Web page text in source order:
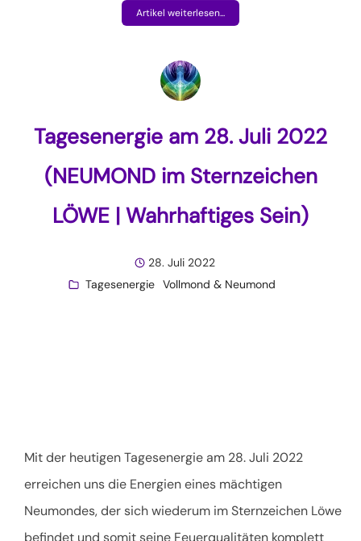
Artikel weiterlesen...
Tagesenergie am 28. Juli 2022
(NEUMOND im Sternzeichen
LÖWE | Wahrhaftiges Sein)
28. Juli 2022
Tagesenergie Vollmond & Neumond
Mit der heutigen Tagesenergie am 28. Juli 2022
erreichen uns die Energien eines mächtigen
Neumondes, der sich wiederum im Sternzeichen Löwe
befindet und somit seine Feuerqualitäten komplett